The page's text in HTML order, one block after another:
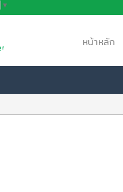
▼
หน้าหลัก